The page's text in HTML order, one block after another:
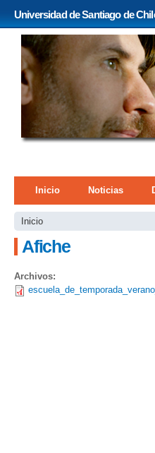
Universidad de Santiago de
Menú principal
Inicio Noticias
Se encuentra
Inicio
Afiche
Archivos: